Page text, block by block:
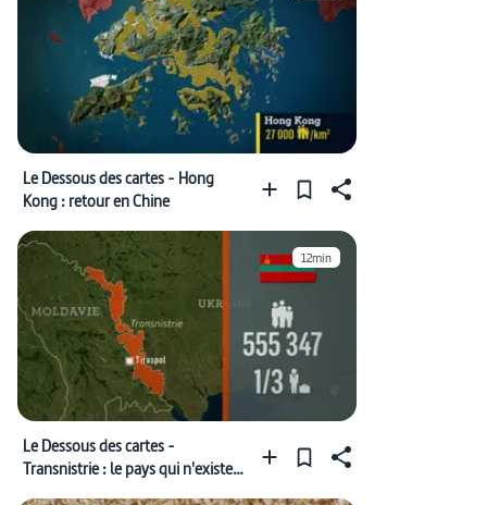
Le Dessous des cartes - Hong
Kong : retour en Chine
12min
Le Dessous des cartes -
Transnistrie : le pays qui n'existe